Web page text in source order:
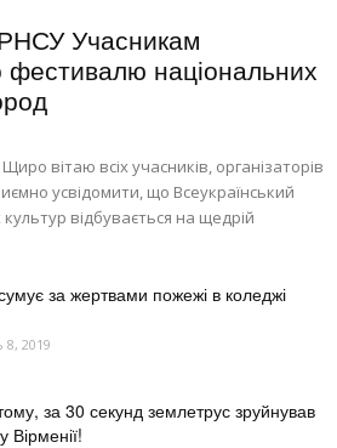
Учасникам
фестивалю національних
вітаю всіх учасників, організаторів
усвідомити, що Всеукраїнський
відбувається на щедрій
за жертвами пожежі в коледжі
8, 2019
за 30 секунд землетрус зруйнував
Вірменії!